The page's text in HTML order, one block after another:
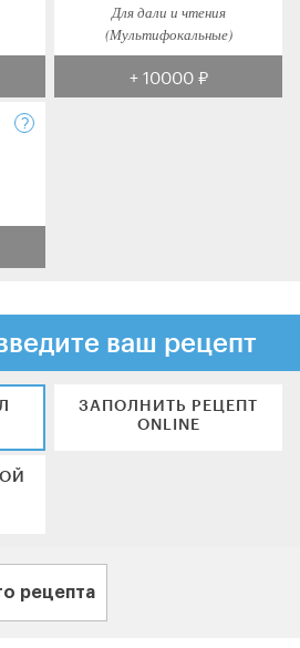
Для дали и чтения
(Мультифокальные)
+ 10000 ₽
ваш рецепт
ЗАПОЛНИТЬ РЕЦЕПТ
ONLINE
рецепта